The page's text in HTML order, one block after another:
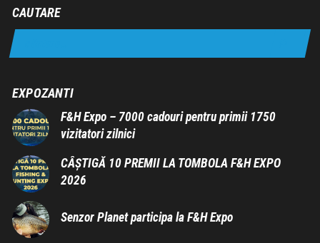
CAUTARE
EXPOZANTI
F&H Expo – 7000 cadouri pentru primii 1750
vizitatori zilnici
CÂȘTIGĂ 10 PREMII LA TOMBOLA F&H EXPO
2026
Senzor Planet participa la F&H Expo